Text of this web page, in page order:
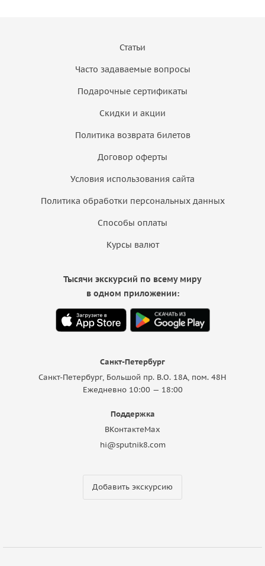
Статьи
Часто задаваемые вопросы
Подарочные сертификаты
Скидки и акции
Политика возврата билетов
Договор оферты
Условия использования сайта
Политика обработки персональных данных
Способы оплаты
Курсы валют
Санкт-Петербург
Санкт-Петербург, Большой пр. В.О. 18A, пом. 48Н
Ежедневно 10:00 — 18:00
Поддержка
ВКонтактеMax
hi@sputnik8.com
Добавить экскурсию
Тысячи экскурсий по всему миру
в одном приложении: